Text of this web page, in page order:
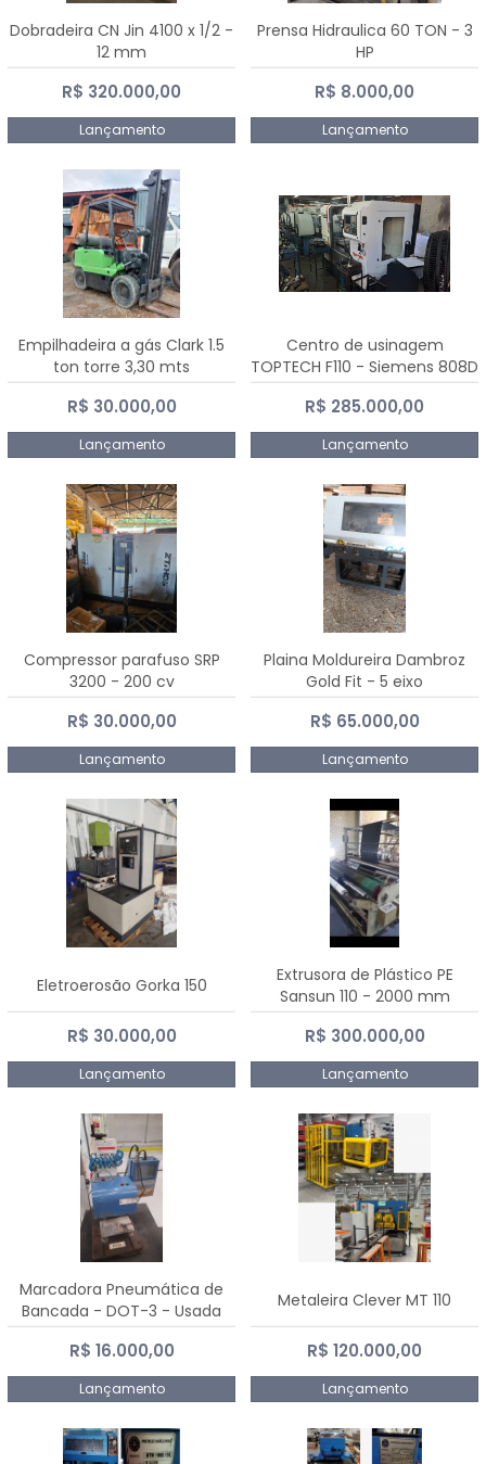
Dobradeira CN Jin 4100 x 1/2 -
12 mm
R$ 320.000,00
Lançamento
Prensa Hidraulica 60 TON - 3
HP
R$ 8.000,00
Lançamento
Empilhadeira a gás Clark 1.5
ton torre 3,30 mts
R$ 30.000,00
Lançamento
Centro de usinagem
TOPTECH F110 - Siemens 808D
Advanced
R$ 285.000,00
Lançamento
Compressor parafuso SRP
3200 - 200 cv
R$ 30.000,00
Lançamento
Plaina Moldureira Dambroz
Gold Fit - 5 eixo
R$ 65.000,00
Lançamento
Eletroerosão Gorka 150
R$ 30.000,00
Lançamento
Extrusora de Plástico PE
Sansun 110 - 2000 mm
R$ 300.000,00
Lançamento
Marcadora Pneumática de
Bancada - DOT-3 - Usada
R$ 16.000,00
Lançamento
Metaleira Clever MT 110
R$ 120.000,00
Lançamento